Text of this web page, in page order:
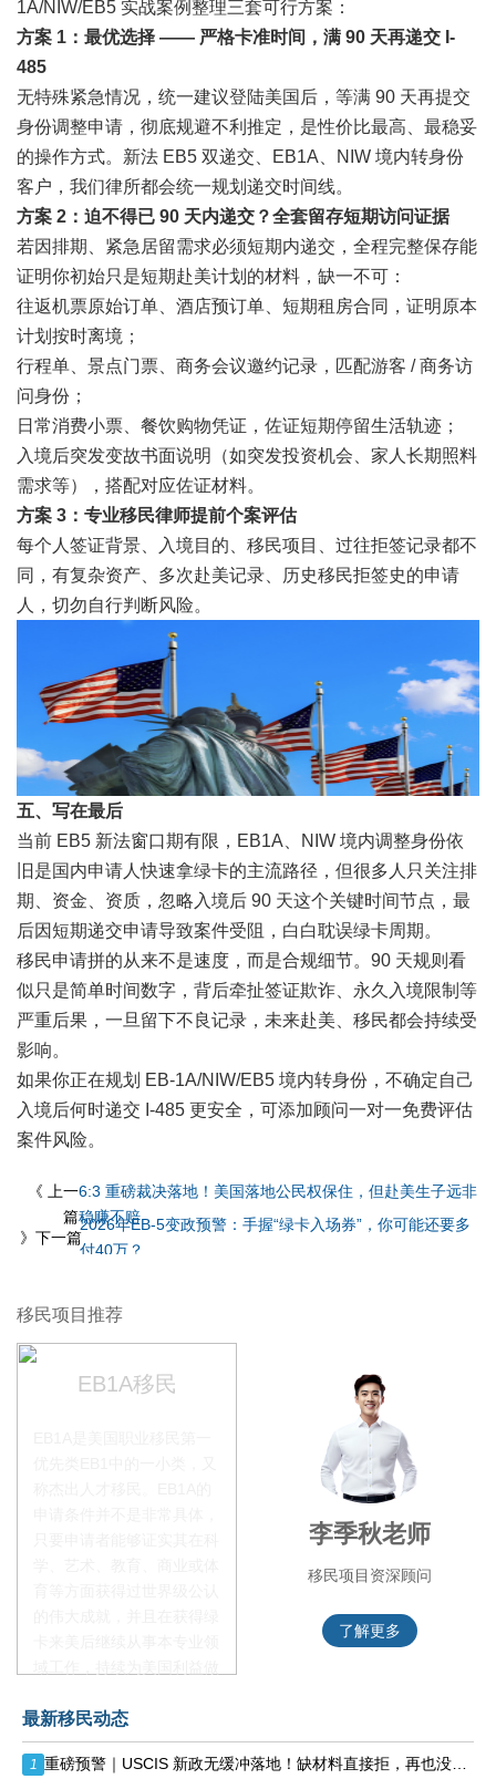
1A/NIW/EB5 实战案例整理三套可行方案：
方案 1：最优选择 —— 严格卡准时间，满 90 天再递交 I-
485
无特殊紧急情况，统一建议登陆美国后，等满 90 天再提交
身份调整申请，彻底规避不利推定，是性价比最高、最稳妥
的操作方式。新法 EB5 双递交、
EB1A NIW 境内转身份
客户，我们律所都会统一规划递交时间线。
方案 2：迫不得已 90 天内递交？全套留存短期访问证据
若因排期、紧急居留需求必须短期内递交，全程完整保存能
证明你初始只是短期赴美计划的材料，缺一不可：
往返机票原始订单、酒店预订单、短期租房合同，证明原本
计划按时离境；
行程单、景点门票、商务会议邀约记录，匹配游客 / 商务访
问身份；
日常消费小票、餐饮购物凭证，佐证短期停留生活轨迹；
入境后突发变故书面说明（如突发投资机会、家人长期照料
需求等），搭配对应佐证材料。
方案 3：专业移民律师提前个案评估
每个人签证背景、入境目的、移民项目、过往拒签记录都不
同，有复杂资产、多次赴美记录、历史移民拒签史的申请
人，切勿自行判断风险。
五、写在最后
当前 EB5 新法窗口期有限， EB1A NIW 境内调整身份依
旧是国内申请人快速拿绿卡的主流路径，但很多人只关注排
期、资金、资质，忽略入境后 90 天这个关键时间节点，最
后因短期递交申请导致案件受阻，白白耽误绿卡周期。
移民申请拼的从来不是速度，而是合规细节。90 天规则看
似只是简单时间数字，背后牵扯签证欺诈、永久入境限制等
严重后果，一旦留下不良记录，未来赴美、移民都会持续受
影响。
如果你正在规划 EB-1A/NIW/EB5 境内转身份，不确定自己
入境后何时递交 I-485 更安全，可添加顾问一对一免费评估
案件风险。
《 上一
篇
6:3 重磅裁决落地！美国落地公民权保住，但赴美生子远非
稳赚不赔
》下一篇
2026年EB-5变政预警：手握“绿卡入场券”，你可能还要多
付40万？
移民项目推荐
EB1A移民
额占全球移民签证配额的
28.6%，即大约4万个移民
签证，都会用于满足"优
李季秋老师
移民项目资深顾问
了解更多
最新移民动态
1